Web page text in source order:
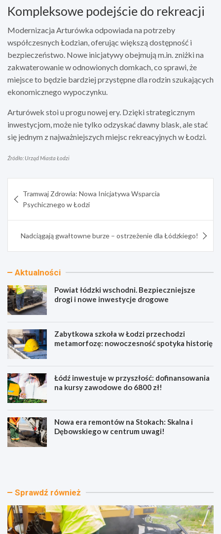
Kompleksowe podejście do rekreacji
Modernizacja Arturówka odpowiada na potrzeby
współczesnych Łodzian, oferując większą dostępność i
bezpieczeństwo. Nowe inicjatywy obejmują m.in. zniżki na
zakwaterowanie w odnowionych domkach, co sprawi, że
miejsce to będzie bardziej przystępne dla rodzin szukających
ekonomicznego wypoczynku.
Arturówek stoi u progu nowej ery. Dzięki strategicznym
inwestycjom, może nie tylko odzyskać dawny blask, ale stać
się jednym z najważniejszych miejsc rekreacyjnych w Łodzi.
Źródło: Urząd Miasta Łodzi
wpisu
Tramwaj Zdrowia: Nowa Inicjatywa Wsparcia
Psychicznego w Łodzi
Nadciągają gwałtowne burze – ostrzeżenie dla Łódzkiego!
Aktualności
Powiat łódzki wschodni. Bezpieczniejsze
drogi i nowe inwestycje drogowe
Zabytkowa szkoła w Łodzi przechodzi
metamorfozę: nowoczesność spotyka historię
Łódź inwestuje w przyszłość: dofinansowania
na kursy zawodowe do 6800 zł!
Nowa era remontów na Stokach: Skalna i
Dębowskiego w centrum uwagi!
P
t
ó
d
z
Z
k
w
a
s
Sprawdź również